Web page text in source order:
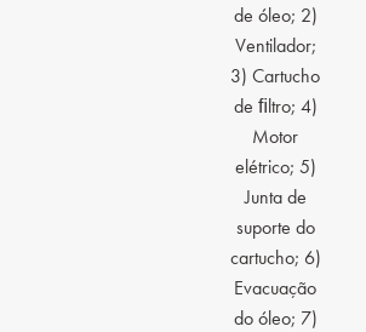
de óleo; 2)
Ventilador;
3) Cartucho
de ﬁltro; 4)
Motor
elétrico; 5)
Junta de
suporte do
cartucho; 6)
Evacuação
do óleo; 7)